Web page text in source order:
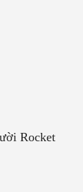
Rocket